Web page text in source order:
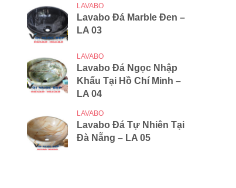
LAVABO
Lavabo Đá Marble Đen –
LA 03
LAVABO
Lavabo Đá Ngọc Nhập
Khẩu Tại Hồ Chí Minh –
LA 04
LAVABO
Lavabo Đá Tự Nhiên Tại
Đà Nẵng – LA 05